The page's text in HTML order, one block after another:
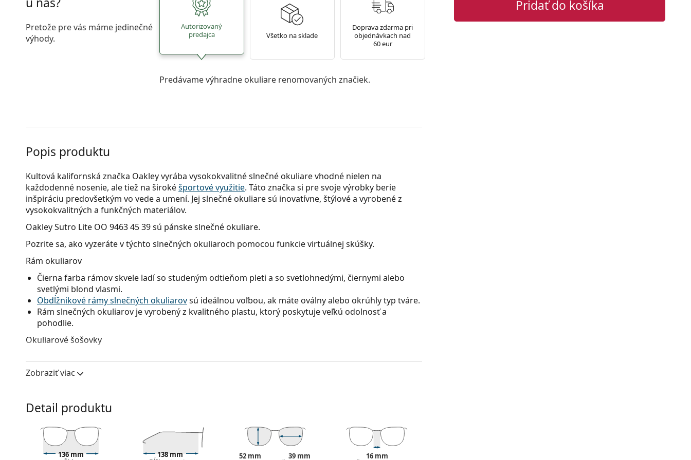
Pridať do košíka
Pretože pre vás máme jedinečné
výhody.
Autorizovaný
predajca
Všetko na sklade
Doprava zdarma pri
objednávkach nad
60 eur
Predávame výhradne okuliare renomovaných značiek.
Popis produktu
Kultová kalifornská značka Oakley vyrába vysokokvalitné slnečné okuliare vhodné nielen na
každodenné nosenie, ale tiež na širokéšportové využitie. Táto značka si pre svoje výrobky berie
inšpiráciu predovšetkým vo vede a umení. Jej slnečné okuliare sú inovatívne, štýlové a vyrobené z
vysokokvalitných a funkčných materiálov.
Oakley Sutro Lite OO 9463 45 39sú pánske slnečné okuliare.
Pozrite sa, ako vyzeráte v týchto slnečných okuliaroch pomocou funkcie virtuálnej skúšky.
Rám okuliarov
Čierna farba rámov skvele ladí so studeným odtieňom pleti a so svetlohnedými, čiernymi alebo
svetlými blond vlasmi.
Obdĺžnikové rámy slnečných okuliarovsú ideálnou voľbou, ak máte oválny alebo okrúhly typ tváre.
Rám slnečných okuliarov je vyrobený z kvalitného plastu, ktorý poskytuje veľkú odolnosť a
pohodlie.
Okuliarové šošovky
neskresľujú farby.
Okuliarové šošovky týchto slnečných okuliarov sú vyrobené z plastu, ktorého nespornými
Inovatívna technológia skiel
presnosť videnia. HDO eliminuje zväčšenie a skreslenie obrazu a umožňuje tak vidieť objekty
presne tak, ako vyzerajú a tam, kde sa skutočne nachádzajú. Patentované riešenia v technológii
HDO dosahujú znamenité výsledky v testoch American National Standards Institute a ponúkajú
jedinečný vizuálny obraz aj ochranu.
Zobraziť viac
Detail produktu
136 mm 138 mm 52 mm 39 mm 16 mm